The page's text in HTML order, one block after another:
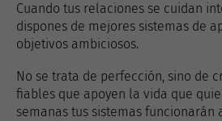
Cuando tus relaciones se cuidan
dispones de mejores sistemas de
objetivos ambiciosos.
No se trata de perfección, sino de
fiables que apoyen la vida que
semanas tus sistemas funcionarán